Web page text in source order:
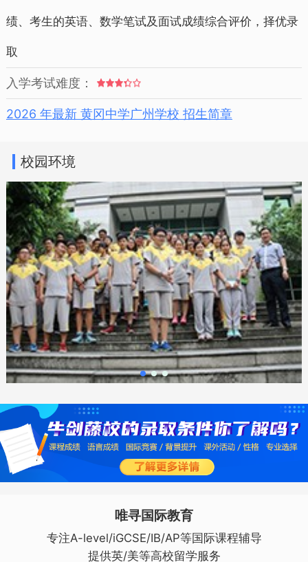
绩、考生的英语、数学笔试及面试成绩综合评价，择优录
取
入学考试难度：
2026 年最新 黄冈中学广州学校 招生简章
校园环境
唯寻国际教育
专注A-level/iGCSE/IB/AP等国际课程辅导
提供英/美等高校留学服务